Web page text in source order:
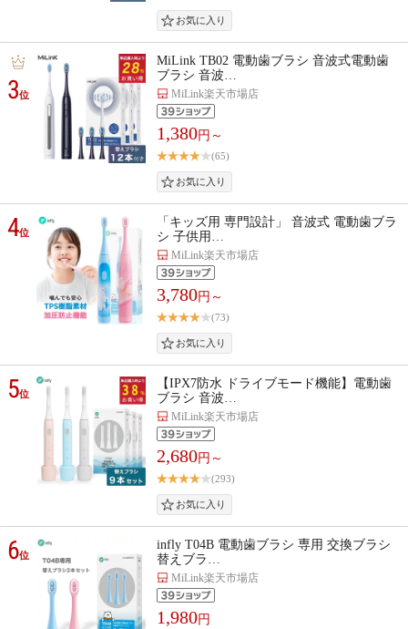
3位
MiLink TB02 電動歯ブラシ 音波式電動歯
ブラシ 音波…
MiLink楽天市場店
1,380円～
(65)
4位
「キッズ用 専門設計」 音波式 電動歯ブラ
シ 子供用…
MiLink楽天市場店
3,780円～
(73)
5位
【IPX7防水 ドライブモード機能】電動歯
ブラシ 音波…
MiLink楽天市場店
2,680円～
(293)
6位
infly T04B 電動歯ブラシ 専用 交換ブラシ
替えブラ…
MiLink楽天市場店
1,980円